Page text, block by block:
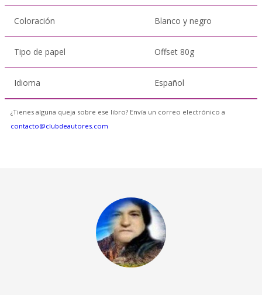
Coloración Blanco y negro
Tipo de papel Offset 80g
Idioma Español
¿Tienes alguna queja sobre ese libro? Envía un correo electrónico a
contacto@clubdeautores.com